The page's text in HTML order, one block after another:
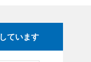
ています